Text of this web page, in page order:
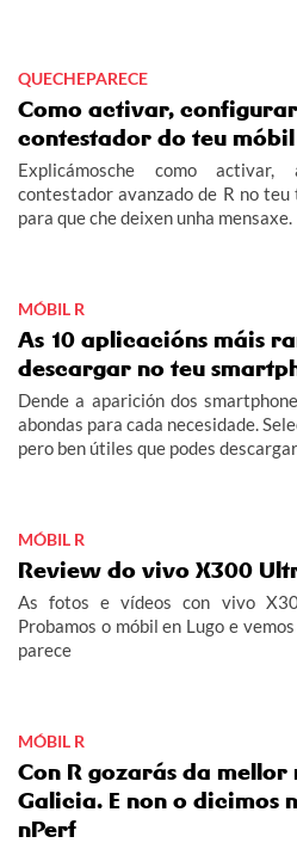
QUECHEPARECE
Como activar,
contestador do teu móbil
Explicámosche como
contestador avanzado de R no
para que che deixen unha mensaxe.
MÓBIL R
As 10 aplicacións máis
descargar no teu
Dende a aparición dos
abondas para cada necesidade.
pero ben útiles que podes
MÓBIL R
Review do vivo X300
As fotos e vídeos con vivo
Probamos o móbil en Lugo e
parece
MÓBIL R
Con R gozarás da mellor
Galicia. E non o dicimos
nPerf